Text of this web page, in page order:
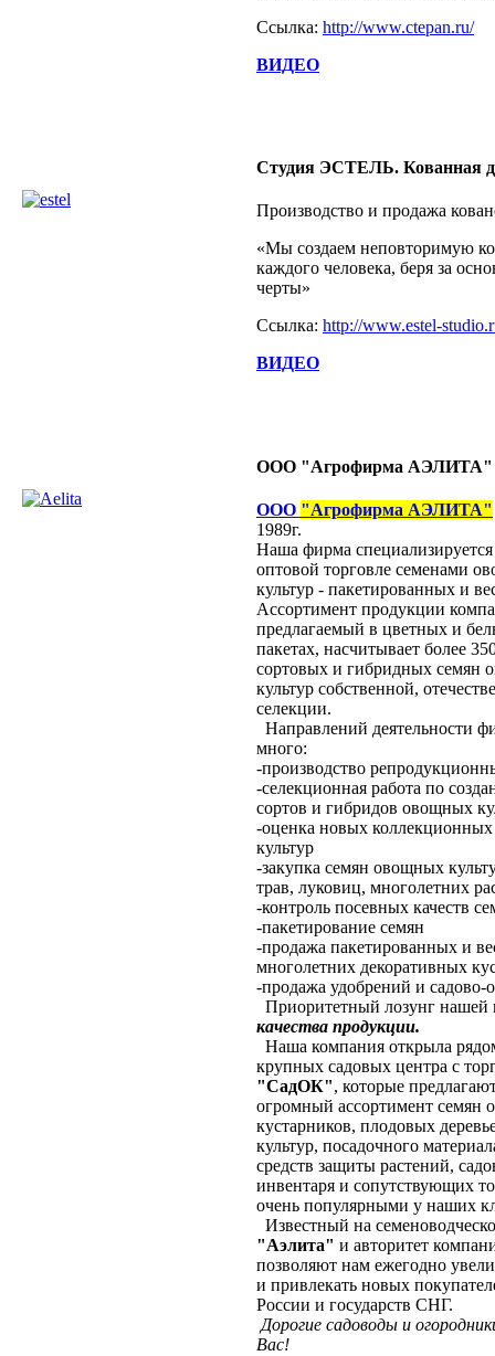
Ссылка: http://www.ctepan.ru/
ВИДЕО
Студия ЭСТЕЛЬ. Кованная
Производство и продажа
«Мы создаем неповторимую
каждого человека, беря за
черты»
Ссылка: http://www.estel-
ВИДЕО
ООО "Агрофирма АЭЛИТА"
ООО "Агрофирма АЭЛИТА"
1989г.
Наша фирма
оптовой торговле семенами
культур - пакетированных и
Ассортимент продукции
предлагаемый в цветных и
пакетах, насчитывает более
сортовых и гибридных семян
культур собственной,
селекции.
Направлений деятельности
много:
-производство
-селекционная работа по
сортов и гибридов овощных
-оценка новых
культур
-закупка семян овощных
трав, луковиц, многолетних
-контроль посевных качеств
-пакетирование семян
-продажа пакетированных и
многолетних декоративных
-продажа удобрений и садово-
Приоритетный лозунг
качества продукции.
Наша компания открыла
крупных садовых центра с
"СадОК", которые
огромный ассортимент семян
кустарников, плодовых
культур, посадочного
средств защиты растений,
инвентаря и сопутствующих
очень популярными у наших
Известный на
"Аэлита" и авторитет
позволяют нам ежегодно
и привлекать новых
России и государств СНГ.
Дорогие садоводы и
Вас!